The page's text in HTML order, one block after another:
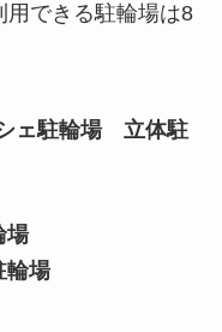
用できる駐輪場は8
ェ駐輪場 立体駐
場
輪場